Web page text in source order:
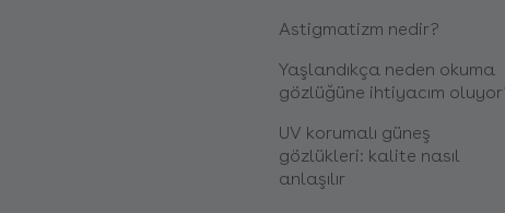
Astigmatizm nedir?
Yaşlandıkça neden okuma
gözlüğüne ihtiyacım
UV korumalı güneş
gözlükleri: kalite nasıl
anlaşılır